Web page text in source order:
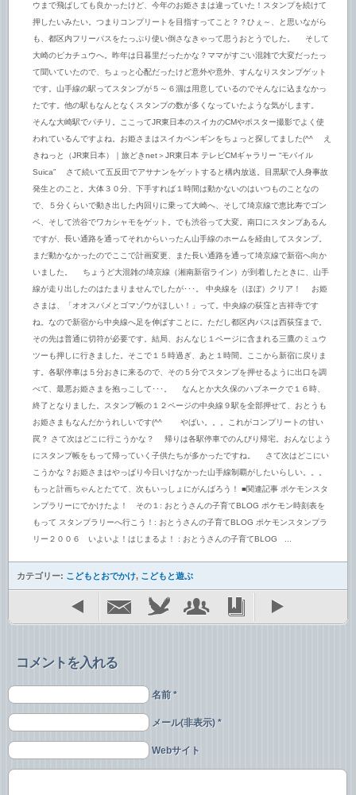
ウまで飛ばしても良かったけど、今年のお姫さまは違っていた！スタンプを続けて
押したいみたい。つまりコンプリートを目指すってこと？？ひぇ～、と思いながら
も、都区内フリーパスをたっぷり使い倒さなきゃって思うおとうでした。 そして
大崎のピカチュウへ。昨年は日暮里だったかな？ママがすごい混雑で大変だったっ
て聞いていたので、ちょっと心配だったけど意外や意外、すんなりスタンプゲット
です。山手線の駅ってスタンプが５～６涸は用意しているのでそんなに込まなかっ
たです。他の駅もなんとなくスタンプの数が多くなっていたような気がします。
そんな大崎駅でパチリ。ここってJR東日本のスイカのCMやポスター撮影でよく使
われているんですよね。お姫さまはスイカペンギンをちょっと探してました(^^ゞ え
きねっと（JR東日本）｜旅どきnet＞JR東日本 テレビCMギャラリー “モバイル
Suica” さて続いて五反田でアサナンをゲットすると構内放送。目黒駅で人身事故
発生とのこと。大体３０分、下手すれば１時間は動かないのはいつものことなの
で、５分くらいで動き出した内回りに乗って大崎へ、そして埼京線で恵比寿でゴン
ベ、そして渋谷でワカシャモをゲット。でも渋谷って大変。南口にスタンプあるん
ですが、長い通路を通ってそれからいったん山手線のホームを経由してスタンプ。
まだ動かなかったのでここで計画変更、また長い通路を通って埼京線で新宿へ向か
いました。 ちょうど大混雑の埼京線（湘南新宿ライン）が到着したときに、山手
線が走り出したのはたまりませんでしたが･･･。 中央線を（ほぼ）クリア！ お姫
さまは、「オオスバメとゴマゾウがほしい！」って。中央線の荻窪と吉祥寺です
ね。なので新宿から中央線へ足を伸ばすことに。ただし都区内パスは西荻窪まで。
その先は普通に切符が必要です。結局、おんなじ１ページに含まれる三鷹のミュウ
ツーも押しに行きました。そこで１５時過ぎ、あと１時間。ここから新宿に戻りま
す。各駅停車は５分おきに来るので、その５分でスタンプを押せるように出口を調
べて、最悪お姫さまを抱っこして･･･。 なんとか大久保のハブネークで１６時、
終了となりました。スタンプ帳の１２ページの中央線９駅を全部押せて、おとうも
お姫さまもなんだかうれしいです(^^ゞ やばい。。。これがコンプリートの甘い
罠？ さて次はどこに行こうかな？ 帰りは各駅停車でのんびり帰宅。おんなじよう
にスタンプ帳をもって帰っていく子供たちが多かったですね。 さて次はどこにい
こうかな？お姫さまはやっぱり今日いけなかった山手線制覇がしたいらしい。。。
もっと計画ちゃんとたてて、次もいっしょにがんばろう！ ■関連記事 ポケモンスタ
ンプラリーにでかけたよ！ その１: おとうさんの子育てBLOG ポケモン時刻表を
もって スタンプラリーへ行こう！: おとうさんの子育てBLOG ポケモンスタンプラ
リー２００６ いよいよ！はじまるよ！ : おとうさんの子育てBLOG ...
カテゴリー: こどもとおでかけ, こどもと遊ぶ
コメントを入れる
名前 *
メール(非表示) *
Webサイト